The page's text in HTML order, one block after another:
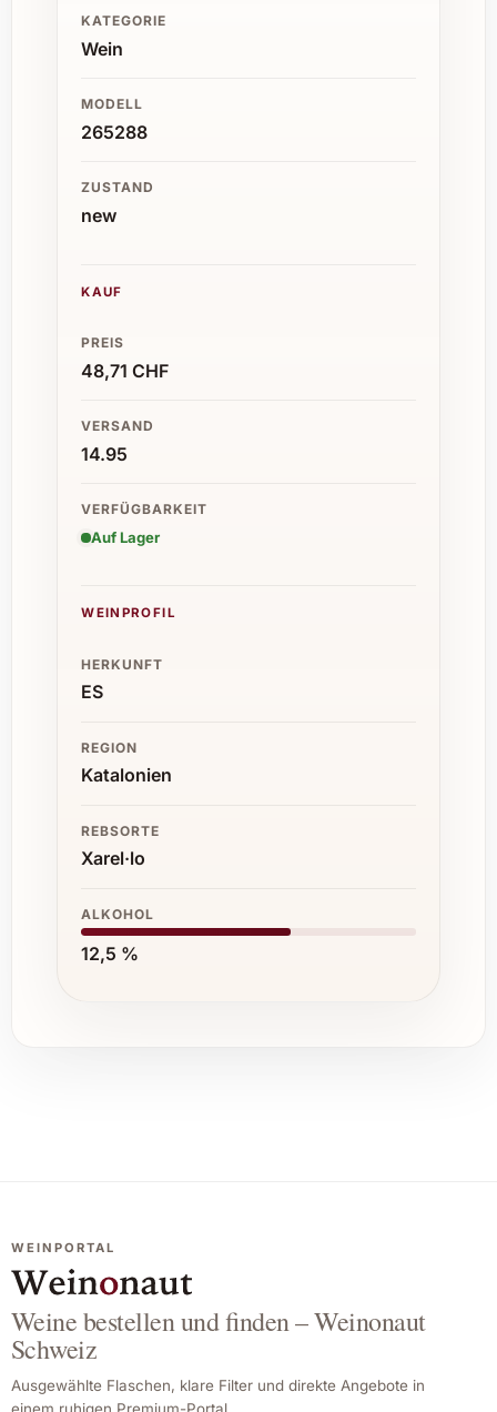
KATEGORIE
Wein
MODELL
265288
ZUSTAND
new
KAUF
PREIS
48,71 CHF
VERSAND
14.95
VERFÜGBARKEIT
Auf Lager
WEINPROFIL
HERKUNFT
ES
REGION
Katalonien
REBSORTE
Xarel·lo
ALKOHOL
12,5 %
WEINPORTAL
Weine bestellen und finden – Weinonaut
Schweiz
Ausgewählte Flaschen, klare Filter und direkte Angebote in